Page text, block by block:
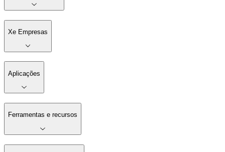
Xe Empresas
Aplicações
Ferramentas e recursos